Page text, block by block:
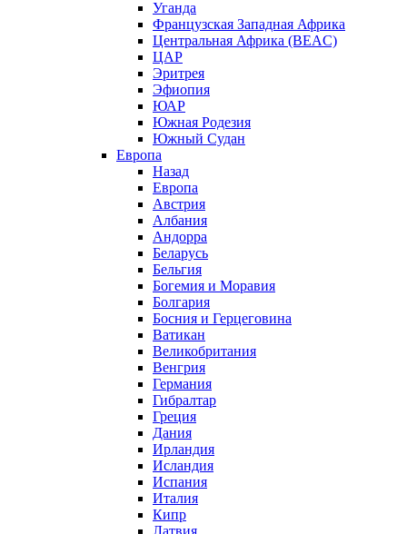
Уганда
Французская Западная Африка
Центральная Африка (BEAC)
ЦАР
Эритрея
Эфиопия
ЮАР
Южная Родезия
Южный Судан
Европа
Назад
Европа
Австрия
Албания
Андорра
Беларусь
Бельгия
Богемия и Моравия
Болгария
Босния и Герцеговина
Ватикан
Великобритания
Венгрия
Германия
Гибралтар
Греция
Дания
Ирландия
Исландия
Испания
Италия
Кипр
Латвия